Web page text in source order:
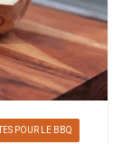
POUR LE BBQ